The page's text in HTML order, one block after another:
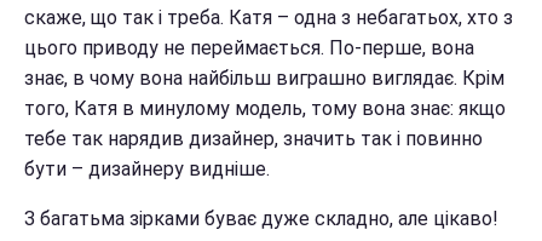
скаже, що так і треба. Катя – одна з небагатьох, хто з
цього приводу не переймається. По-перше, вона
знає, в чому вона найбільш виграшно виглядає. Крім
того, Катя в минулому модель, тому вона знає: якщо
тебе так нарядив дизайнер, значить так і повинно
бути – дизайнеру видніше.
З багатьма зірками буває дуже складно, але цікаво!